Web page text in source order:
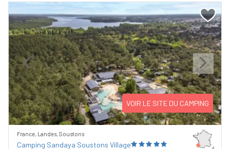
Previous Next
VOIR LE SITE DU CAMPING
France, Landes, Soustons
Camping Sandaya Soustons Village